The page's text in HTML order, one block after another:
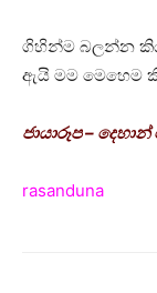
ගිහින්ම බලන්න
ඇයි මම මෙහෙම
ජායාරූප –
rasanduna